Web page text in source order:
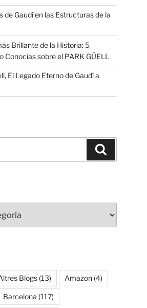
de Gaudí en las Estructuras de la
Brillante de la Historia: 5
Conocías sobre el PARK GÜELL
El Legado Eterno de Gaudí a
Blogs(13) Amazon(4)
Barcelona (117)